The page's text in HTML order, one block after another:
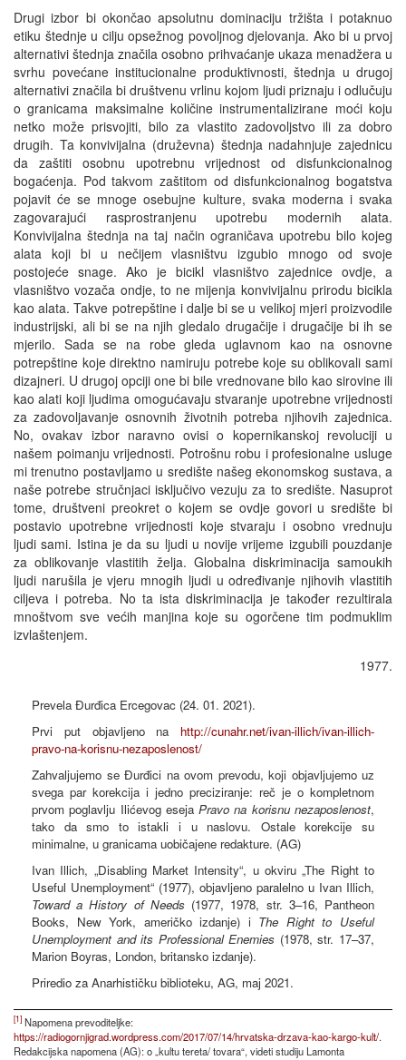
Drugi izbor bi okončao apsolutnu dominaciju tržišta i potaknuo
etiku štednje u cilju opsežnog povoljnog djelovanja. Ako bi u prvoj
alternativi štednja značila osobno prihvaćanje ukaza menadžera u
svrhu povećane institucionalne produktivnosti, štednja u drugoj
alternativi značila bi društvenu vrlinu kojom ljudi priznaju i odlučuju
o granicama maksimalne količine instrumentalizirane moći koju
netko može prisvojiti, bilo za vlastito zadovoljstvo ili za dobro
drugih. Ta konvivijalna (druževna) štednja nadahnjuje zajednicu
da zaštiti osobnu upotrebnu vrijednost od disfunkcionalnog
bogaćenja. Pod takvom zaštitom od disfunkcionalnog bogatstva
pojavit će se mnoge osebujne kulture, svaka moderna i svaka
zagovarajući rasprostranjenu upotrebu modernih alata.
Konvivijalna štednja na taj način ograničava upotrebu bilo kojeg
alata koji bi u nečijem vlasništvu izgubio mnogo od svoje
postojeće snage. Ako je bicikl vlasništvo zajednice ovdje, a
vlasništvo vozača ondje, to ne mijenja konvivijalnu prirodu bicikla
kao alata. Takve potrepštine i dalje bi se u velikoj mjeri proizvodile
industrijski, ali bi se na njih gledalo drugačije i drugačije bi ih se
mjerilo. Sada se na robe gleda uglavnom kao na osnovne
potrepštine koje direktno namiruju potrebe koje su oblikovali sami
dizajneri. U drugoj opciji one bi bile vrednovane bilo kao sirovine ili
kao alati koji ljudima omogućavaju stvaranje upotrebne vrijednosti
za zadovoljavanje osnovnih životnih potreba njihovih zajednica.
No, ovakav izbor naravno ovisi o kopernikanskoj revoluciji u
našem poimanju vrijednosti. Potrošnu robu i profesionalne usluge
mi trenutno postavljamo u središte našeg ekonomskog sustava, a
naše potrebe stručnjaci isključivo vezuju za to središte. Nasuprot
tome, društveni preokret o kojem se ovdje govori u središte bi
postavio upotrebne vrijednosti koje stvaraju i osobno vrednuju
ljudi sami. Istina je da su ljudi u novije vrijeme izgubili pouzdanje
za oblikovanje vlastitih želja. Globalna diskriminacija samoukih
ljudi narušila je vjeru mnogih ljudi u određivanje njihovih vlastitih
ciljeva i potreba. No ta ista diskriminacija je također rezultirala
mnoštvom sve većih manjina koje su ogorčene tim podmuklim
izvlaštenjem.
1977.
Prevela Đurđica Ercegovac (24. 01. 2021).
Prvi put objavljeno na http://cunahr.net/ivan-illich/ivan-illich-
pravo-na-korisnu-nezaposlenost/
Zahvaljujemo se Đurđici na ovom prevodu, koji objavljujemo uz
svega par korekcija i jedno preciziranje: reč je o kompletnom
prvom poglavlju Ilićevog esejaPravo na korisnu nezaposlenost,
tako da smo to istakli i u naslovu. Ostale korekcije su
minimalne, u granicama uobičajene redakture. (AG)
Ivan Illich, „Disabling Market Intensity“, u okviru „The Right to
Useful Unemployment“ (1977), objavljeno paralelno u Ivan Illich,
Toward a History of Needs(1977, 1978, str. 3–16, Pantheon
Books, New York, američko izdanje) i The Right to Useful
Unemployment and its Professional Enemies (1978, str. 17–37,
Marion Boyras, London, britansko izdanje).
Priredio za Anarhističku biblioteku, AG, maj 2021.
[1] Napomena prevoditeljke:
https://radiogornjigrad.wordpress.com/2017/07/14/hrvatska-drzava-kao-kargo-kult/.
Redakcijska napomena (AG): o „kultu tereta/ tovara“, videti studiju Lamonta